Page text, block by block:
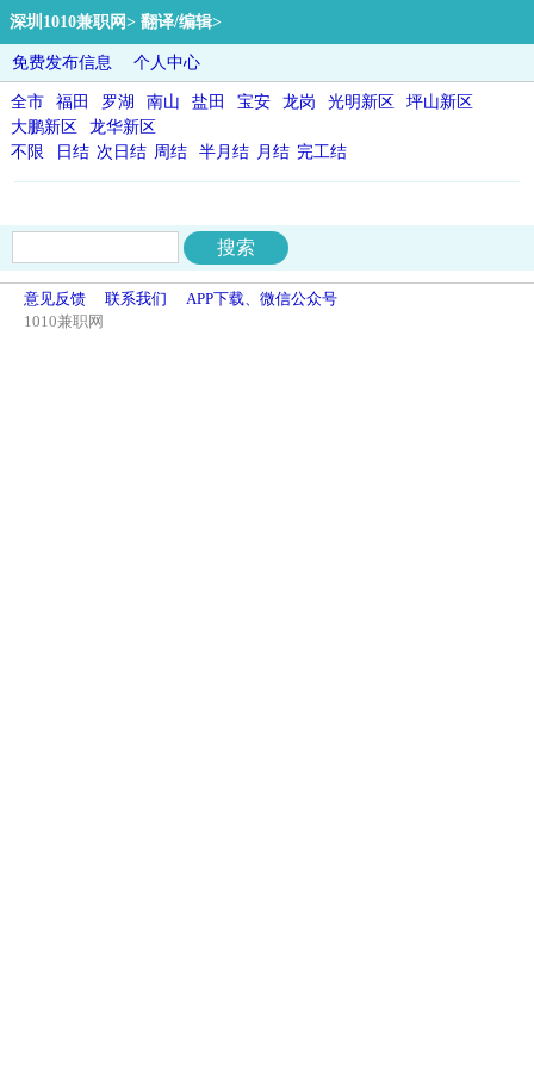
深圳1010兼职网> 翻译/编辑>
免费发布信息 个人中心
全市 福田 罗湖 南山 盐田 宝安 龙岗 光明新区
坪山新区
大鹏新区
龙华新区
不限
日结 次日结 周结 半月结 月结 完工结
意见反馈 联系我们
APP下载、微信公众号
1010兼职网